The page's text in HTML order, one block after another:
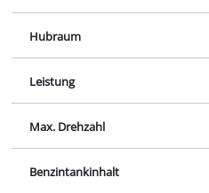
Hubraum
Leistung
Max. Drehzahl
Benzintankinhalt